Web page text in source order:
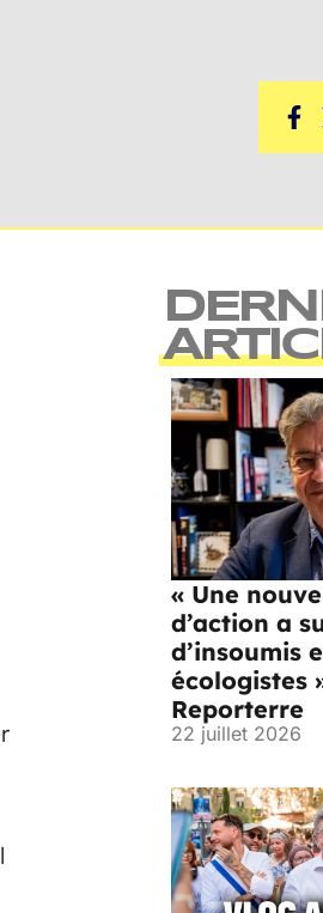
« Une
d’action a
d’insoumis
écologistes
Reporterre
22 juillet 2026